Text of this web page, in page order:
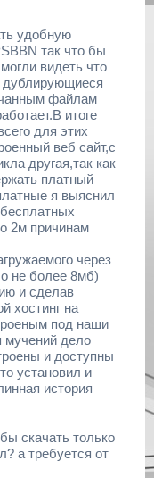
удобную
так что бы
видеть что
дублирующиеся
файлам
итоге
для этих
веб сайт,с
другая,так как
платный
я выяснил
2м причинам
через
не более 8мб)
и сделав
хостинг на
под наши
мучений дело
и доступны
установил и
история
скачать только
а требуется от